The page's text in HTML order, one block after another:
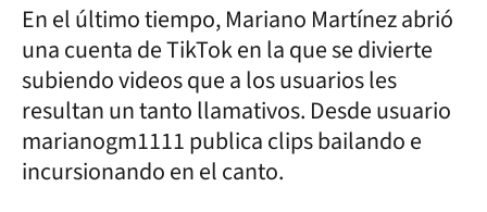
En el último tiempo, Mariano Martínez abrió
una cuenta de TikTok en la que se divierte
subiendo videos que a los usuarios les
resultan un tanto llamativos. Desde usuario
marianogm1111 publica clips bailando e
incursionando en el canto.